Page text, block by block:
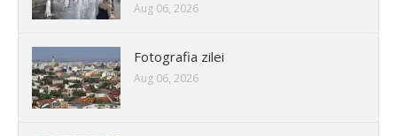
Aug 06, 2026
Fotografia zilei
Aug 06, 2026